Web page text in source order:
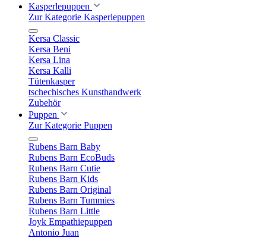
Kasperlepuppen
Zur Kategorie Kasperlepuppen
Kersa Classic
Kersa Beni
Kersa Lina
Kersa Kalli
Tütenkasper
tschechisches Kunsthandwerk
Zubehör
Puppen
Zur Kategorie Puppen
Rubens Barn Baby
Rubens Barn EcoBuds
Rubens Barn Cutie
Rubens Barn Kids
Rubens Barn Original
Rubens Barn Tummies
Rubens Barn Little
Joyk Empathiepuppen
Antonio Juan